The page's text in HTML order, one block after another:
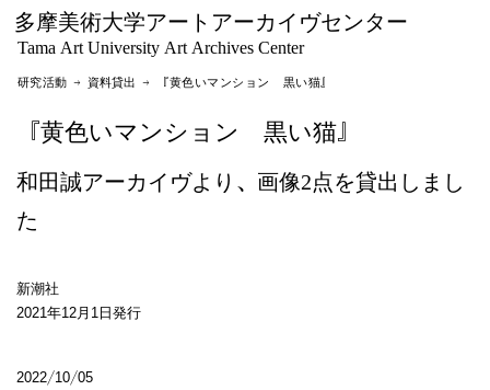
多摩美術大学アートアーカイヴセンター
Tama Art University Art Archives Center
研究活動 → 資料貸出 → 『黄色いマンション 黒い猫』
『黄色いマンション 黒い猫』
和田誠アーカイヴより、画像2点を貸出しまし
た
新潮社
2021年12月1日発行
2022/10/05